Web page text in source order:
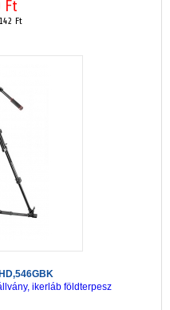
Ft
Ft
ikerláb földterpesz